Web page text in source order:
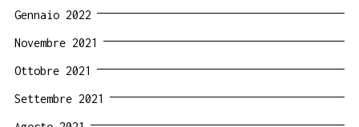
Gennaio 2022
Novembre 2021
Ottobre 2021
Settembre 2021